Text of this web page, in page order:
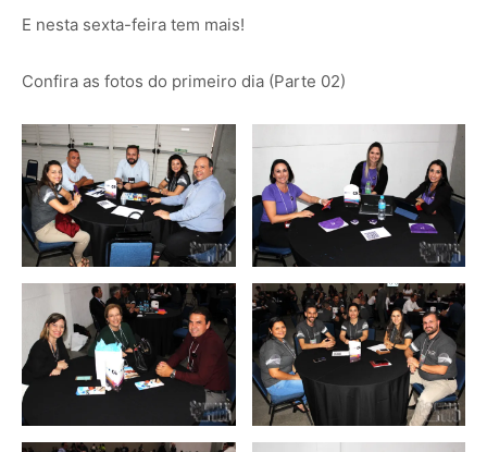
E nesta sexta-feira tem mais!
Confira as fotos do primeiro dia (Parte 02)